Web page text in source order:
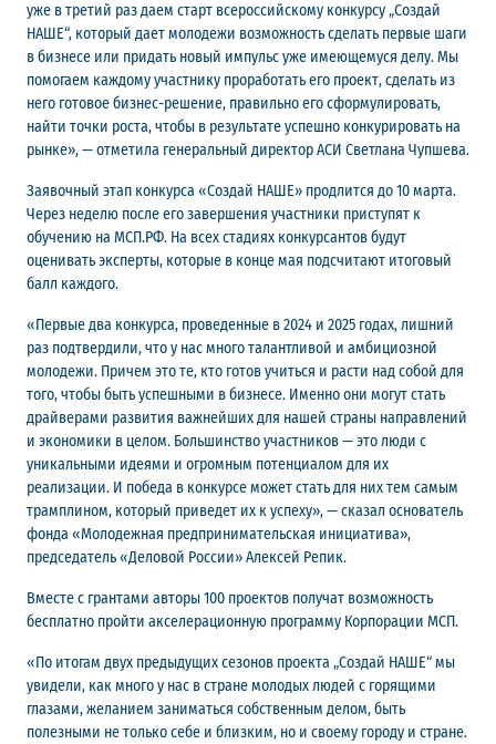
уже в третий раз даем старт всероссийскому конкурсу „Создай
НАШЕ“, который дает молодежи возможность сделать первые шаги
в бизнесе или придать новый импульс уже имеющемуся делу. Мы
помогаем каждому участнику проработать его проект, сделать из
него готовое бизнес-решение, правильно его сформулировать,
найти точки роста, чтобы в результате успешно конкурировать на
рынке», — отметила генеральный директор АСИ Светлана Чупшева.
Заявочный этап конкурса «Создай НАШЕ» продлится до 10 марта.
Через неделю после его завершения участники приступят к
обучению на МСП.РФ. На всех стадиях конкурсантов будут
оценивать эксперты, которые в конце мая подсчитают итоговый
балл каждого.
«Первые два конкурса, проведенные в 2024 и 2025 годах, лишний
раз подтвердили, что у нас много талантливой и амбициозной
молодежи. Причем это те, кто готов учиться и расти над собой для
того, чтобы быть успешными в бизнесе. Именно они могут стать
драйверами развития важнейших для нашей страны направлений
и экономики в целом. Большинство участников — это люди с
уникальными идеями и огромным потенциалом для их
реализации. И победа в конкурсе может стать для них тем самым
трамплином, который приведет их к успеху», — сказал основатель
фонда «Молодежная предпринимательская инициатива»,
председатель «Деловой России» Алексей Репик.
Вместе с грантами авторы 100 проектов получат возможность
бесплатно пройти акселерационную программу Корпорации МСП.
«По итогам двух предыдущих сезонов проекта „Создай НАШЕ“ мы
увидели, как много у нас в стране молодых людей с горящими
глазами, желанием заниматься собственным делом, быть
полезными не только себе и близким, но и своему городу и стране.